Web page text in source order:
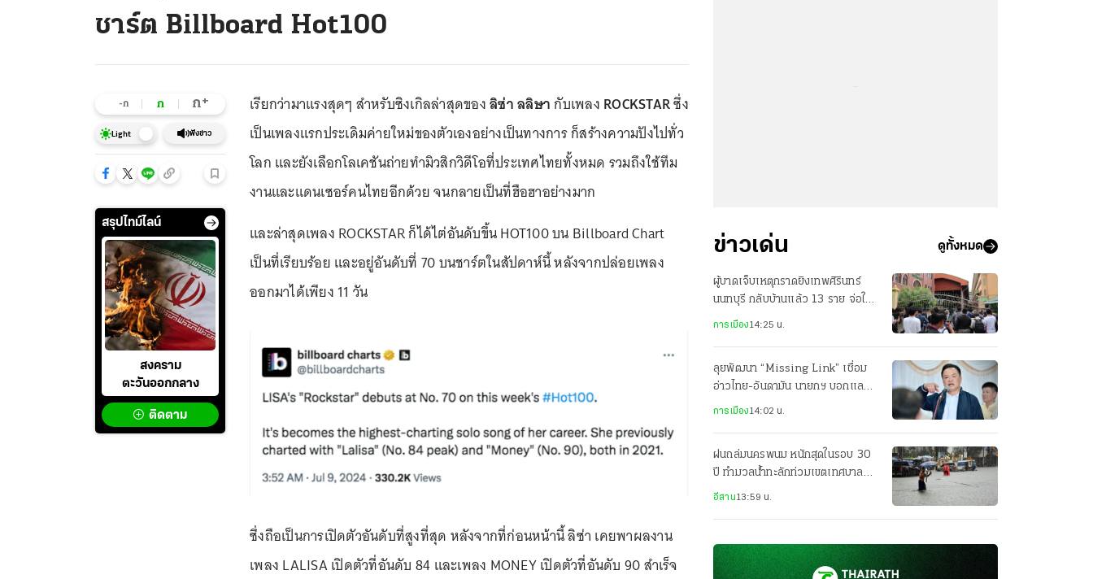
ชาร์ต Billboard Hot100
-ก ก ก+
Light ฟังข่าว
สรุปไทม์ไลน์
สงคราม
ตะวันออกกลาง
ติดตาม
เรียกว่ามาแรงสุดๆ สำหรับซิงเกิลล่าสุดของลิซ่า ลลิษากับเพลง ROCKSTARซึ่ง
เป็นเพลงแรกประเดิมค่ายใหม่ของตัวเองอย่างเป็นทางการ ก็สร้างความปังไปทั่ว
โลก และยังเลือกโลเคชันถ่ายทำมิวสิกวิดีโอที่ประเทศไทยทั้งหมด รวมถึงใช้ทีม
งานและแดนเซอร์คนไทยอีกด้วย จนกลายเป็นที่ฮือฮาอย่างมาก
และล่าสุดเพลง ROCKSTAR ก็ได้ไต่อันดับขึ้น HOT100 บน Billboard Chart
เป็นที่เรียบร้อย และอยู่อันดับที่ 70 บนชาร์ตในสัปดาห์นี้ หลังจากปล่อยเพลง
ออกมาได้เพียง 11 วัน
ซึ่งถือเป็นการเปิดตัวอันดับที่สูงที่สุด หลังจากที่ก่อนหน้านี้ ลิซ่า เคยพาผลงาน
เพลง LALISA เปิดตัวที่อันดับ 84 และเพลง MONEY เปิดตัวที่อันดับ 90 สำเร็จ
ข่าวเด่น ดูทั้งหมด
ผู้บาดเจ็บเหตุกราดยิงเทพศิรินทร์
นนทบุรี กลับบ้านแล้ว 13 ราย จ่อให้
กลับอีก 2 ราย
การเมือง14:25 น.
ลุยพัฒนา “Missing Link” เชื่อม
อ่าวไทย-อันดามัน นายกฯ บอกแลนด์
บริดจ์ค่อยว่ากัน
การเมือง14:02 น.
ฝนถล่มนครพนม หนักสุดในรอบ 30
ปี ทำมวลน้ำทะลักท่วมเขตเทศบาล
เมือง ถนนหลายจุดจมบาดาล
อีสาน13:59 น.